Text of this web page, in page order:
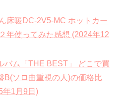
床暖DC-2V5-MC ホットカー
年使ってみた感想 (2024年12
バム「THE BEST」 どこで買
B(ソロ曲重視の人)の価格比
年1月9日)